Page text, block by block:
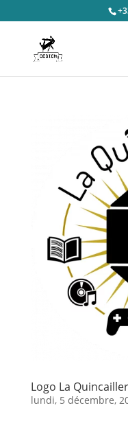
Logo La
lundi, 5 décembre,